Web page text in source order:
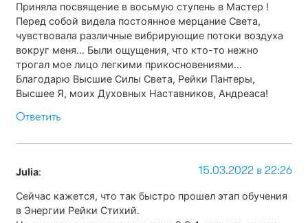
Приняла посвящение в восьмую ступень в Мастер !
Перед собой видела постоянное мерцание Света,
чувствовала различные вибрирующие потоки воздуха
вокруг меня… Были ощущения, что кто-то нежно
трогал мое лицо легкими прикосновениями…
Благодарю Высшие Силы Света, Рейки Пантеры,
Высшее Я, моих Духовных Наставников, Андреаса!
Ответить
Julia: 15.03.2022 в 22:26
Сейчас кажется, что так быстро прошел этап обучения
в Энергии Рейки Стихий.